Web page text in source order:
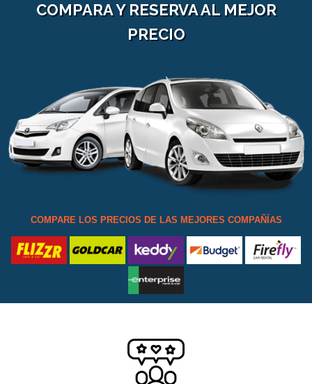
COMPARA Y RESERVA AL MEJOR
PRECIO
COMPARE LOS PRECIOS DE LAS MEJORES COMPAÑÍAS